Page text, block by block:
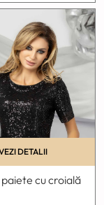
paiete cu croială
DETALII